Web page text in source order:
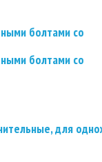
болтами со
болтами со
для